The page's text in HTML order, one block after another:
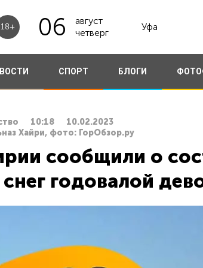
18+ 06
август
четверг
Уфа
СПОРТ БЛОГИ
10:18
10.02.2023
Хайри, фото: ГорОбзор.ру
сообщили о
годовалой